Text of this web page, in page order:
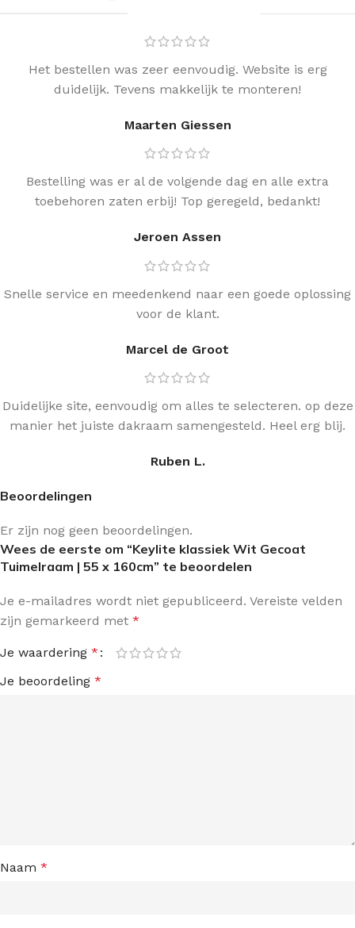
Het bestellen was zeer eenvoudig. Website is erg
duidelijk. Tevens makkelijk te monteren!
Maarten Giessen
Bestelling was er al de volgende dag en alle extra
toebehoren zaten erbij! Top geregeld, bedankt!
Jeroen Assen
Snelle service en meedenkend naar een goede oplossing
voor de klant.
Marcel de Groot
Duidelijke site, eenvoudig om alles te selecteren. op deze
manier het juiste dakraam samengesteld. Heel erg blij.
Ruben L.
Beoordelingen
Er zijn nog geen beoordelingen.
Wees de eerste om “Keylite klassiek Wit Gecoat
Tuimelraam | 55 x 160cm” te beoordelen
Je e-mailadres wordt niet gepubliceerd. Vereiste velden
zijn gemarkeerd met *
Je waardering *
Je beoordeling *
Naam *